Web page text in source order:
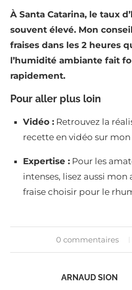
À Santa Catarina, le taux
souvent élevé. Mon
fraises dans les 2 heures
l’humidité ambiante fait
rapidement.
Pour aller plus loin
Vidéo : Retrouvez la
recette en vidéo sur
Expertise : Pour les
intenses, lisez aussi
fraise choisir pour le
0 commentaires
ARNAUD SION